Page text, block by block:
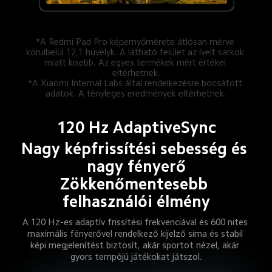
*A Redmi Pad Pro képernyőmérete átlósan mérve
körülbelül 12,1 hüvelyk. A látható felület az ívelt sarkok
miatt kisebb. Az egyes termékek mért értékei
eltérhetnek.
*A Xiaomi Internal Labs által rendelkezésre bocsátott
adatok. A tényleges eredmények eltérhetnek.
120 Hz AdaptiveSync
Nagy képfrissítési sebesség és
nagy fényerő
Zökkenőmentesebb
felhasználói élmény
A 120 Hz-es adaptív frissítési frekvenciával és 600 nites
maximális fényerővel rendelkező kijelző sima és stabil
képi megjelenítést biztosít, akár sportot nézel, akár
gyors tempójú játékokat játszol.